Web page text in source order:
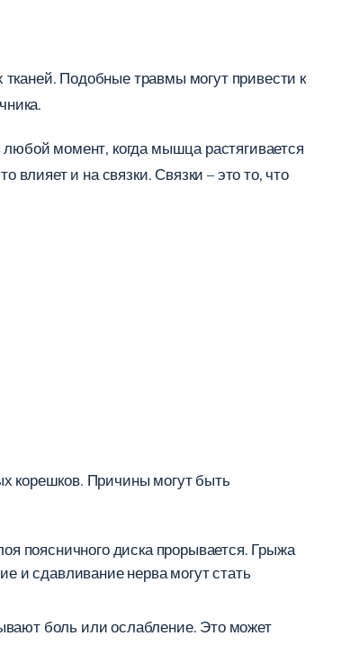
Подобные травмы могут привести к
момент, когда мышца растягивается
влияет и на связки. Связки – это то, что
корешков. Причины могут быть
поясничного диска прорывается. Грыжа
и сдавливание нерва могут стать
боль или ослабление. Это может